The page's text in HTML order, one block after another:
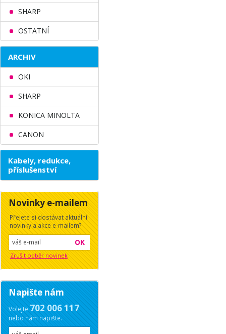
SHARP
OSTATNÍ
ARCHIV
OKI
SHARP
KONICA MINOLTA
CANON
Kabely, redukce,
příslušenství
Novinky e-mailem
Přejete si dostávat aktuální
novinky a akce e-mailem?
OK
Zrušit odběr novinek
Napište nám
Volejte702 006 117
nebo nám napište.